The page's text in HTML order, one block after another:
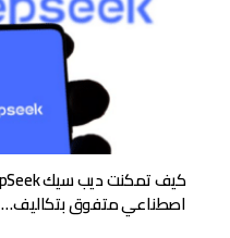
اصطناعي متفوق بتكاليف…